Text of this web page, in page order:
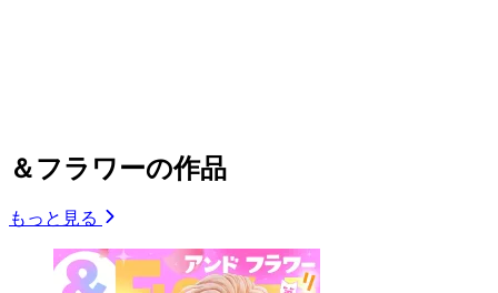
＆フラワーの作品
もっと見る